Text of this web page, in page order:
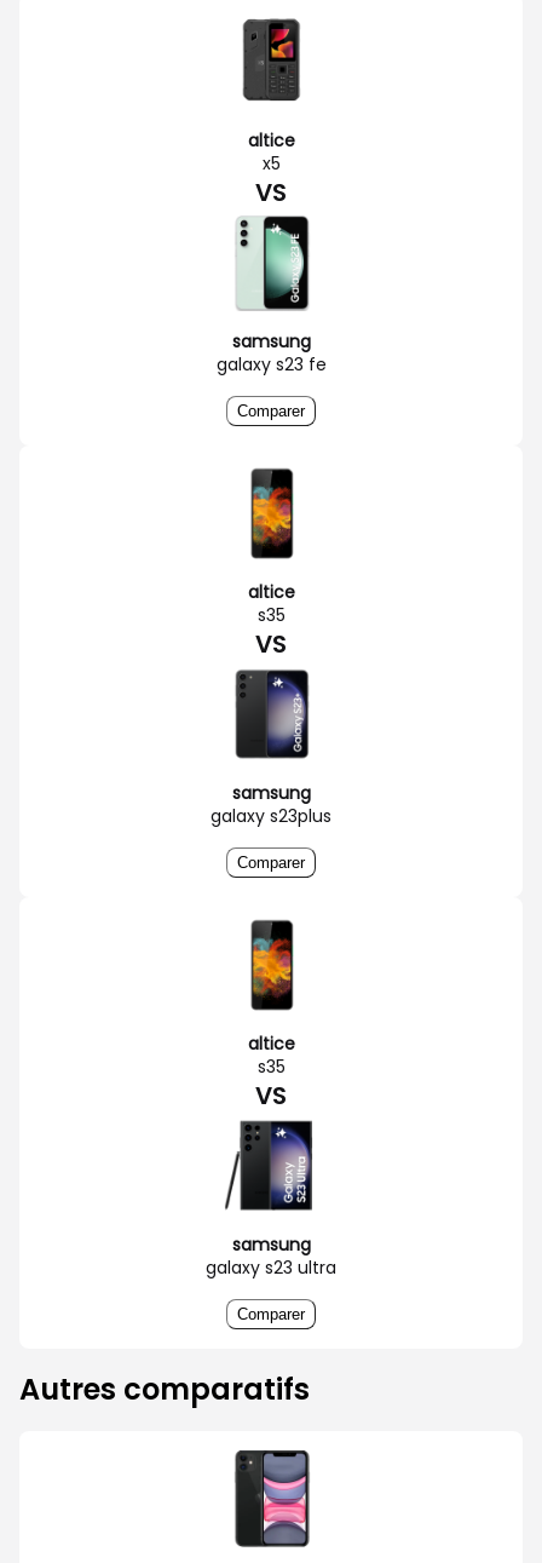
altice
x5
VS
samsung
galaxy s23 fe
Comparer
altice
s35
VS
samsung
galaxy s23plus
Comparer
altice
s35
VS
samsung
galaxy s23 ultra
Comparer
Autres comparatifs